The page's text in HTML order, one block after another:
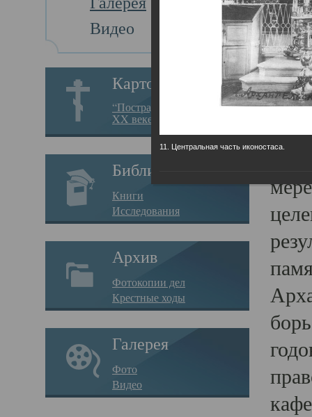
Видео
Картотека
“Пострадавшие за веру в
XX веке на Севере”
Библиотека
Книги
Исследования
Архив
Фотокопии дел
Крестные ходы
Галерея
Фото
Видео
11. Центральная часть иконостаса.